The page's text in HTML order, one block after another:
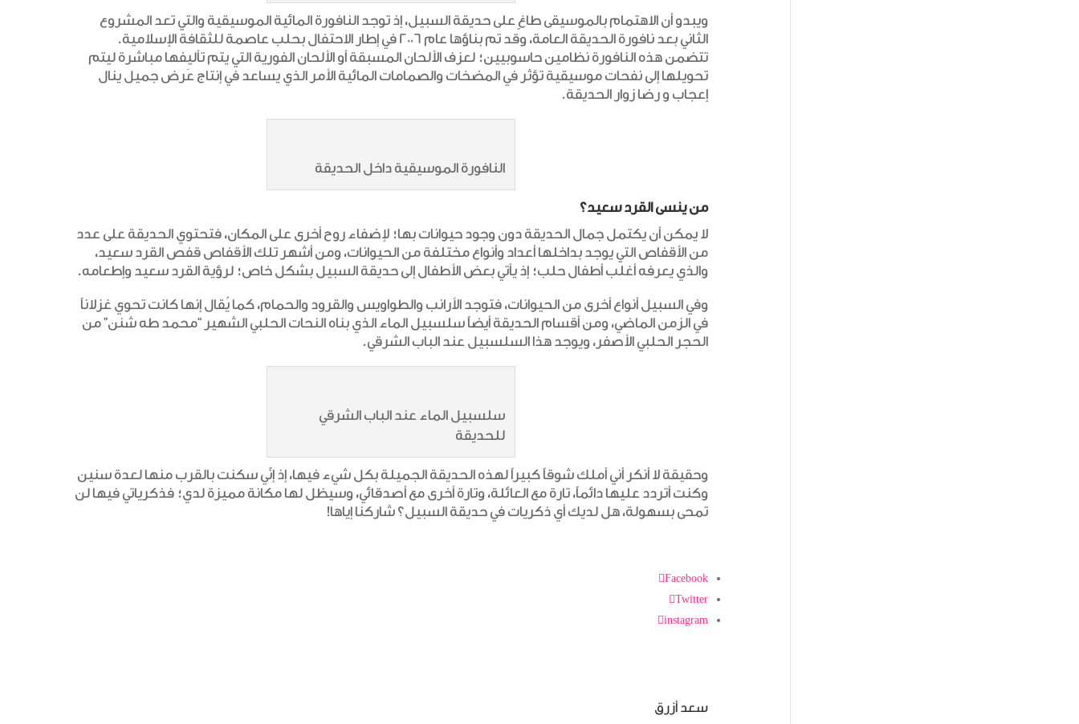
ويبدو أن الاهتمام بالموسيقى طاغٍ على حديقة السبيل، إذ توجد النافورة المائية الموسيقية والتي تعد المشروع
الثاني بعد نافورة الحديقة العامة، وقد تم بناؤها عام 2006 في إطار الاحتفال بحلب عاصمة للثقافة الإسلامية.
تتضمن هذه النافورة نظامين حاسوبيين؛ لعزف الألحان المسبقة أو الألحان الفورية التي يتم تأليفها مباشرة ليتم
تحويلها إلى نفحات موسيقية تؤثر في المضخات والصمامات المائية الأمر الذي يساعد في إنتاج عَرض جميل ينال
إعجاب و رضا زوار الحديقة.
النافورة الموسيقية داخل الحديقة
من ينسى القرد سعيد؟
لا يمكن أن يكتمل جمال الحديقة دون وجود حيوانات بها؛ لإضفاء روح أخرى على المكان، فتحتوي الحديقة على عدد
من الأقفاص التي يوجد بداخلها أعداد وأنواع مختلفة من الحيوانات، ومن أشهر تلك الأقفاص قفص القرد سعيد،
والذي يعرفه أغلب أطفال حلب؛ إذ يأتي بعض الأطفال إلى حديقة السبيل بشكل خاص؛ لرؤية القرد سعيد وإطعامه.
وفي السبيل أنواع أخرى من الحيوانات، فتوجد الأرانب والطواويس والقرود والحمام، كما يُقال إنها كانت تحوي غزلاناً
في الزمن الماضي، ومن أقسام الحديقة أيضاً سلسبيل الماء الذي بناه النحات الحلبي الشهير “محمد طه شنن” من
الحجر الحلبي الأصفر، ويوجد هذا السلسبيل عند الباب الشرقي.
سلسبيل الماء عند الباب الشرقي
للحديقة
وحقيقة لا أنكر أني أملك شوقاً كبيراً لهذه الحديقة الجميلة بكل شيء فيها، إذ إنّي سكنت بالقرب منها لعدة سنين
وكنت أتردد عليها دائماً، تارة مع العائلة، وتارة أخرى مع أصدقائي، وسيظل لها مكانة مميزة لدي؛ فذكرياتي فيها لن
تمحى بسهولة، هل لديك أي ذكريات في حديقة السبيل؟ شاركنا إياها!
Facebook
Twitter
instagram
سعد أزرق